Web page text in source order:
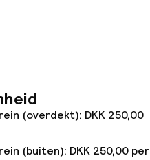
(overdekt): DKK 250,00
(buiten): DKK 250,00 per